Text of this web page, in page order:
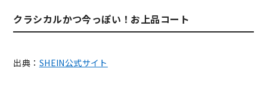
クラシカルかつ今っぽい！お上品コート
出典： SHEIN公式サイト